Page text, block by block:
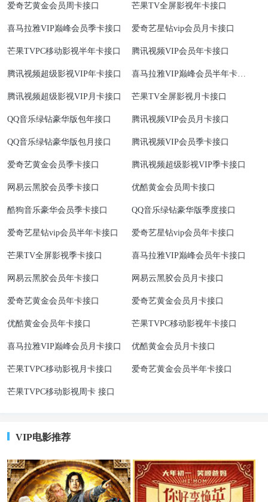
爱奇艺黄金会员周卡接口 芒果TV全屏影视年卡接口
喜马拉雅VIP巅峰会员季卡接口 爱奇艺星钻vip会员月卡接口
芒果TVPC移动影视半年卡接口 腾讯视频VIP会员年卡接口
腾讯视频超级影视VIP年卡接口
喜马拉雅VIP巅峰会员半年卡接
口
腾讯视频超级影视VIP月卡接口 芒果TV全屏影视月卡接口
QQ音乐绿钻豪华版包年接口 腾讯视频VIP会员月卡接口
QQ音乐绿钻豪华版包月接口 腾讯视频VIP会员季卡接口
爱奇艺黄金会员季卡接口 腾讯视频超级影视VIP季卡接口
网易云黑胶会员季卡接口 优酷黄金会员周卡接口
酷狗音乐豪华会员季卡接口 QQ音乐绿钻豪华版季度接口
爱奇艺星钻vip会员半年卡接口 爱奇艺星钻vip会员年卡接口
芒果TV全屏影视季卡接口 喜马拉雅VIP巅峰会员年卡接口
网易云黑胶会员年卡接口 网易云黑胶会员月卡接口
爱奇艺黄金会员年卡接口 爱奇艺黄金会员月卡接口
优酷黄金会员年卡接口 芒果TVPC移动影视年卡接口
喜马拉雅VIP巅峰会员月卡接口 优酷黄金会员月卡接口
芒果TVPC移动影视月卡接口 爱奇艺黄金会员半年卡接口
芒果TVPC移动影视周卡 接口
VIP电影推荐